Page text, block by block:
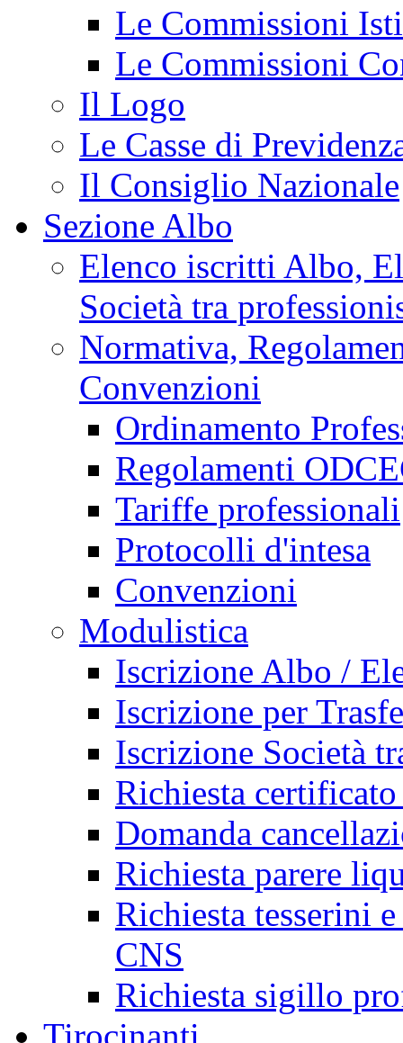
Le Commissioni
Le Commissioni
Il Logo
Le Casse di
Il Consiglio Nazionale
Sezione Albo
Elenco iscritti Albo,
Società tra
Normativa,
Convenzioni
Ordinamento
Regolamenti
Tariffe professionali
Protocolli d'intesa
Convenzioni
Modulistica
Iscrizione Albo /
Iscrizione per
Iscrizione Società
Richiesta
Domanda
Richiesta parere
Richiesta tesserini
CNS
Richiesta sigillo
Tirocinanti